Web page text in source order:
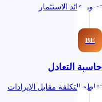
تصور عائد الاستثمار
BE
حاسبة التعادل
تقاطع التكلفة مقابل الإيرادات